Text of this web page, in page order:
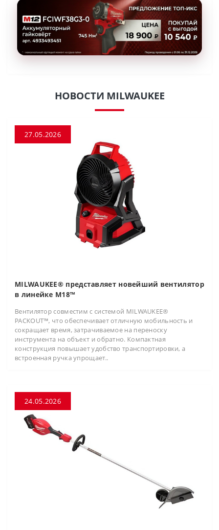
НОВОСТИ MILWAUKEE
27.05.2026
MILWAUKEE® представляет новейший вентилятор
в линейке M18™
Вентилятор совместим с системой MILWAUKEE®
PACKOUT™, что обеспечивает отличную мобильность и
сокращает время, затрачиваемое на переноску
инструмента на объект и обратно. Компактная
конструкция повышает удобство транспортировки, а
встроенная ручка упрощает..
24.05.2026